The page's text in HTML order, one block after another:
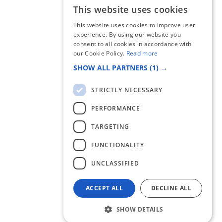
SLOVAK
ENGLISH
This website uses cookies
This website uses cookies to improve user
experience. By using our website you
consent to all cookies in accordance with
our Cookie Policy. Read more
SHOW ALL PARTNERS (1) →
STRICTLY NECESSARY
PERFORMANCE
TARGETING
FUNCTIONALITY
UNCLASSIFIED
ACCEPT ALL DECLINE ALL
SHOW DETAILS